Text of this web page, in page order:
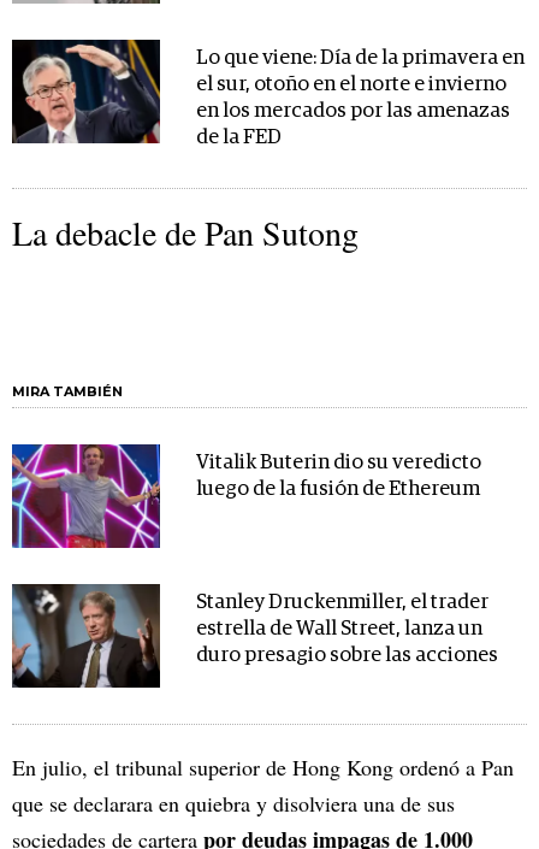
Lo que viene: Día de la primavera en
el sur, otoño en el norte e invierno
en los mercados por las amenazas
de la FED
La debacle de Pan Sutong
MIRA TAMBIÉN
Vitalik Buterin dio su veredicto
luego de la fusión de Ethereum
Stanley Druckenmiller, el trader
estrella de Wall Street, lanza un
duro presagio sobre las acciones
En julio, el tribunal superior de Hong Kong ordenó a Pan
que se declarara en quiebra y disolviera una de sus
sociedades de cartera por deudas impagas de 1.000